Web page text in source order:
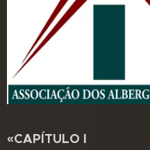
«CAPÍTULO I